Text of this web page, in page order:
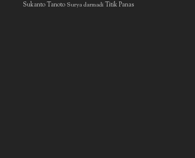
Sukanto Tanoto Surya darmadiTitik Panas